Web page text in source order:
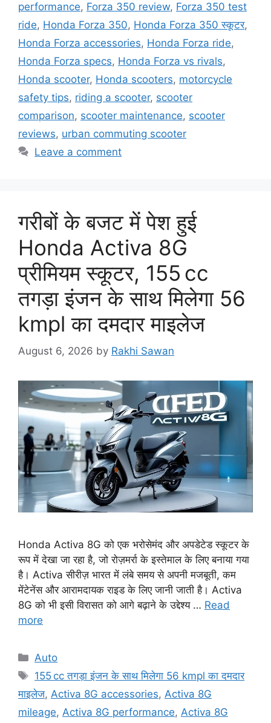
performance, Forza 350 review, Forza 350 test
ride, Honda Forza 350, Honda Forza 350 स्कूटर,
Honda Forza accessories, Honda Forza ride,
Honda Forza specs, Honda Forza vs rivals,
Honda scooter, Honda scooters, motorcycle
safety tips, riding a scooter, scooter
comparison, scooter maintenance, scooter
reviews, urban commuting scooter
Leave a comment
गरीबों के बजट में पेश हुई
Honda Activa 8G
प्रीमियम स्कूटर, 155 cc
तगड़ा इंजन के साथ मिलेगा 56
kmpl का दमदार माइलेज
August 6, 2026 by Rakhi Sawan
Honda Activa 8G को एक भरोसेमंद और अपडेटेड स्कूटर के
रूप में देखा जा रहा है, जो रोज़मर्रा के इस्तेमाल के लिए बनाया गया
है। Activa सीरीज़ भारत में लंबे समय से अपनी मजबूती, कम
मेंटेनेंस और आरामदायक राइड के लिए जानी जाती है। Activa
8G को भी इसी विरासत को आगे बढ़ाने के उद्देश्य … Read
more
Categories
Auto
Tags
155 cc तगड़ा इंजन के साथ मिलेगा 56 kmpl का दमदार
माइलेज, Activa 8G accessories, Activa 8G
mileage, Activa 8G performance, Activa 8G